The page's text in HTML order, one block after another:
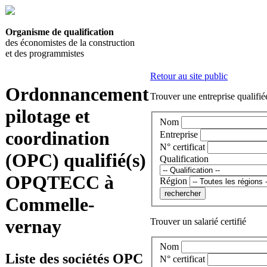
Organisme de qualification
des économistes de la construction
et des programmistes
Ordonnancement
pilotage et
coordination
(OPC) qualifié(s)
OPQTECC à
Commelle-
vernay
Liste des sociétés OPC
Retour au site public
Trouver une entreprise
Nom
Entreprise
N° certificat
Qualification
Région
Trouver un salarié certifié
Nom
N° certificat